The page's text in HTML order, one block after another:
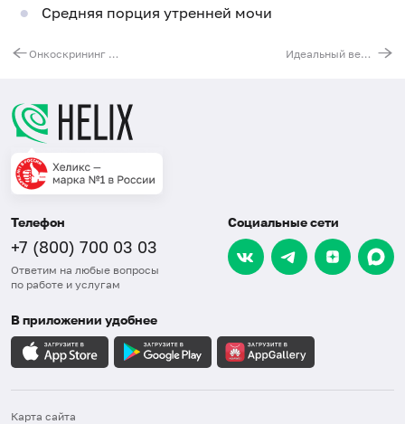
Средняя порция утренней мочи
Онкоскрининг (женщины) Идеальный вес (женщины)
Телефон
+7 (800) 700 03 03
Ответим на любые вопросы
по работе и услугам
Социальные сети
В приложении удобнее
Карта сайта